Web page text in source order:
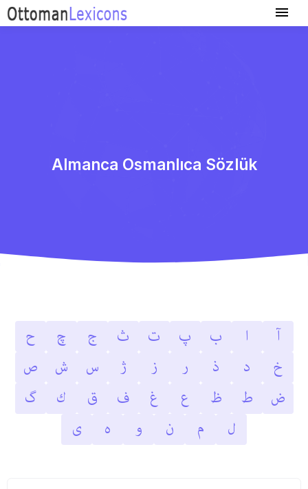
Almanca Osmanlıca Sözlük
آ ا ب پ ت ث ج چ
ح
خ
د ذ ر ز ژ س ش
ص
ض
ط ظ ع غ ف ق ك
گ
ل
م ن و ه ى